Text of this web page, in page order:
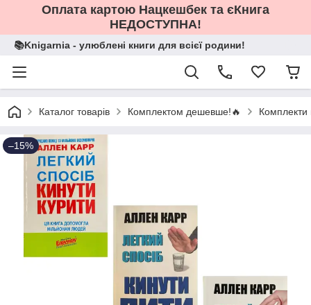
Оплата картою Нацкешбек та єКнига
НЕДОСТУПНА!
📚Knigarnia - улюблені книги для всієї родини!
Каталог товарів Комплектом дешевше!🔥 Комплекти
–15%